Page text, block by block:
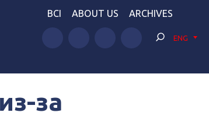
BCI ABOUT US ARCHIVES
ENG
за